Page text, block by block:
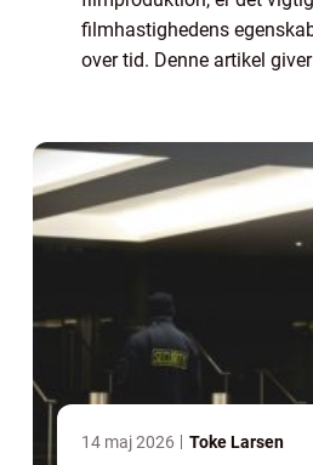
filmhastighedens
over tid. Denne artikel
14 maj 2026 Toke Larsen